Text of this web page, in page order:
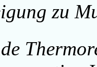
zu